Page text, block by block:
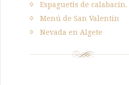
Espaguetis de calabacín.
Menú de San Valentín
Nevada en Algete